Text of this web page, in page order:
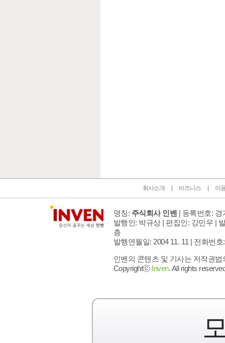
회사소개 비즈니스 이
명칭: 주식회사 인벤 | 등록번호: 경
발행인: 박규상 | 편집인: 강민우 |
층
발행연월일: 2004 11. 11 | 전화번호
인벤의 콘텐츠 및 기사는 저작권
Copyrightⓒ Inven.All rights